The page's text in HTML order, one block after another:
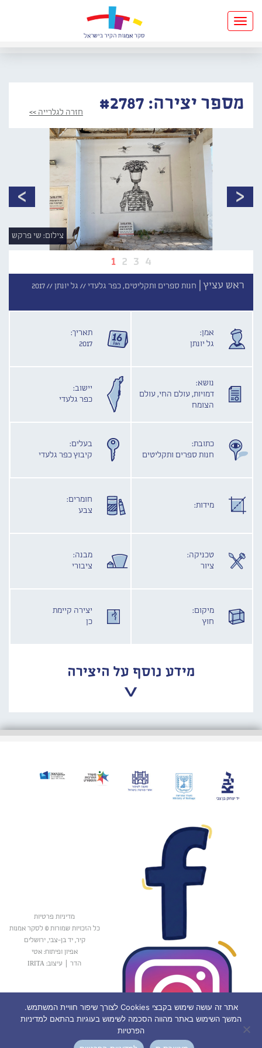
Toggle
navigation
מספר יצירה: #2787 חזרה לגלרייה >>
1 2 3 4
צילום: שי פרקש
ראש עציץ | חנות ספרים ותקליטים, כפר גלעדי // גל יונתן //2017
אמן:
גל יונתן
תאריך:
2017
נושא:
דמויות, עולם החי, עולם
הצומח
יישוב:
כפר גלעדי
כתובת:
חנות ספרים ותקליטים
בעלים:
קיבוץ כפר גלעדי
מידות:
חומרים:
צבע
טכניקה:
ציור
מבנה:
ציבורי
מיקום:
חוץ
יצירה קיימת
כן
מידע נוסף על היצירה
מדיניות פרטיות
כל הזכויות שמורות © לסקר אמנות
קיר, יד בן-צבי, ירושלים
אפיון ופיתוח: אטי
הדר
עיצוב: IRITA
אתר זה עושה שימוש בקבצי Cookies לצורך שיפור חוויית המשתמש.
המשך השימוש באתר מהווה הסכמה לשימוש בעוגיות בהתאם למדיניות
הפרטיות